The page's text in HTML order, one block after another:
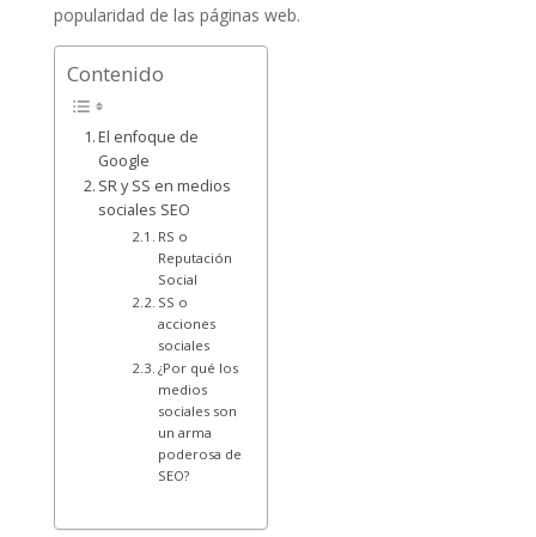
popularidad de las páginas web.
Contenido
El enfoque de
Google
SR y SS en medios
sociales SEO
RS o
Reputación
Social
SS o
acciones
sociales
¿Por qué los
medios
sociales son
un arma
poderosa de
SEO?